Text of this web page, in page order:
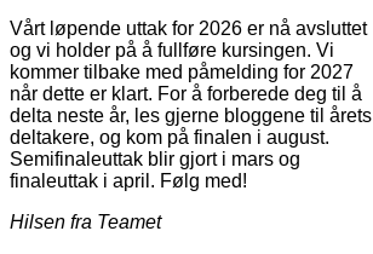
Vårt løpende uttak for 2026 er nå avsluttet
og vi holder på å fullføre kursingen. Vi
kommer tilbake med påmelding for 2027
når dette er klart. For å forberede deg til å
delta neste år, les gjerne bloggene til årets
deltakere, og kom på finalen i august.
Semifinaleuttak blir gjort i mars og
finaleuttak i april. Følg med!
Hilsen fra Teamet